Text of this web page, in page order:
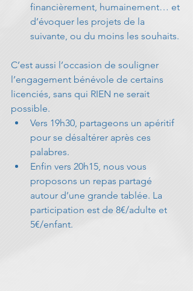
financièrement, humainement… et
d’évoquer les projets de la
suivante, ou du moins les souhaits.
C’est aussi l’occasion de souligner
l’engagement bénévole de certains
licenciés, sans qui RIEN ne serait
possible.
Vers 19h30, partageons un apéritif
pour se désaltérer après ces
palabres.
Enfin vers 20h15, nous vous
proposons un repas partagé
autour d’une grande tablée. La
participation est de 8€/adulte et
5€/enfant.